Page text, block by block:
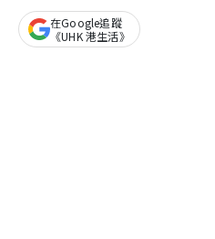
在Google追蹤
《UHK 港生活》